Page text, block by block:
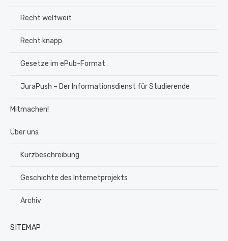
Recht weltweit
Recht knapp
Gesetze im ePub-Format
JuraPush – Der Informationsdienst für Studierende
Mitmachen!
Über uns
Kurzbeschreibung
Geschichte des Internetprojekts
Archiv
SITEMAP